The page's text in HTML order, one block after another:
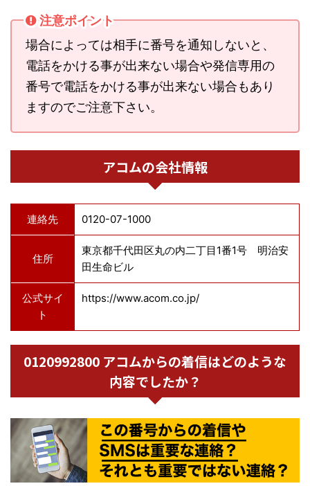
注意ポイント
場合によっては相手に番号を通知しないと、
電話をかける事が出来ない場合や発信専用の
番号で電話をかける事が出来ない場合もあり
ますのでご注意下さい。
アコムの会社情報
連絡先 0120-07-1000
住所
東京都千代田区丸の内二丁目1番1号 明治安
田生命ビル
公式サイ
ト
https://www.acom.co.jp/
0120992800 アコムからの着信はどのような
内容でしたか？